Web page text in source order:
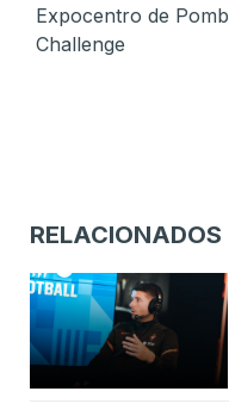
Expocentro de
Challenge
RELACIONADOS